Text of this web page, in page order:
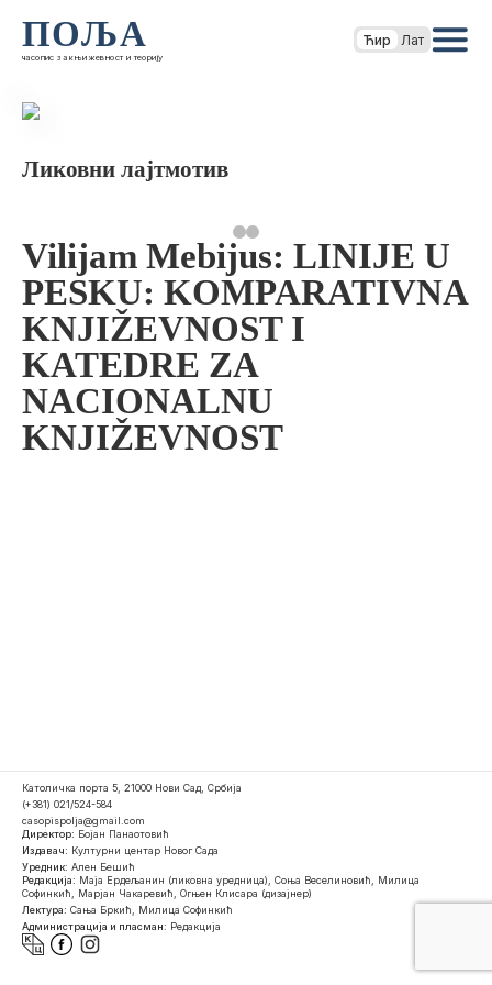
ПОЉА
часопис за књижевност и теорију
Ћир Лат
Ликовни лајтмотив
Vilijam Mebijus: LINIJE U
PESKU: KOMPARATIVNA
KNJIŽEVNOST I
KATEDRE ZA
NACIONALNU
KNJIŽEVNOST
Католичка порта 5, 21000 Нови Сад, Србија
(+381) 021/524-584
casopispolja@gmail.com
Директор: Бојан Панаотовић
Издавач: Културни центар Новог Сада
Уредник: Ален Бешић
Редакција: Маја Ердељанин (ликовна уредница), Соња Веселиновић, Милица
Софинкић, Марјан Чакаревић, Огњен Клисара (дизајнер)
Лектура: Сања Бркић, Милица Софинкић
Администрација и пласман: Редакција